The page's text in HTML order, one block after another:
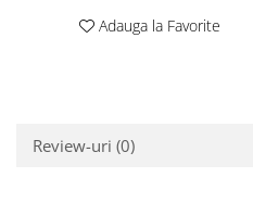
Adauga la Favorite
Review-uri (0)